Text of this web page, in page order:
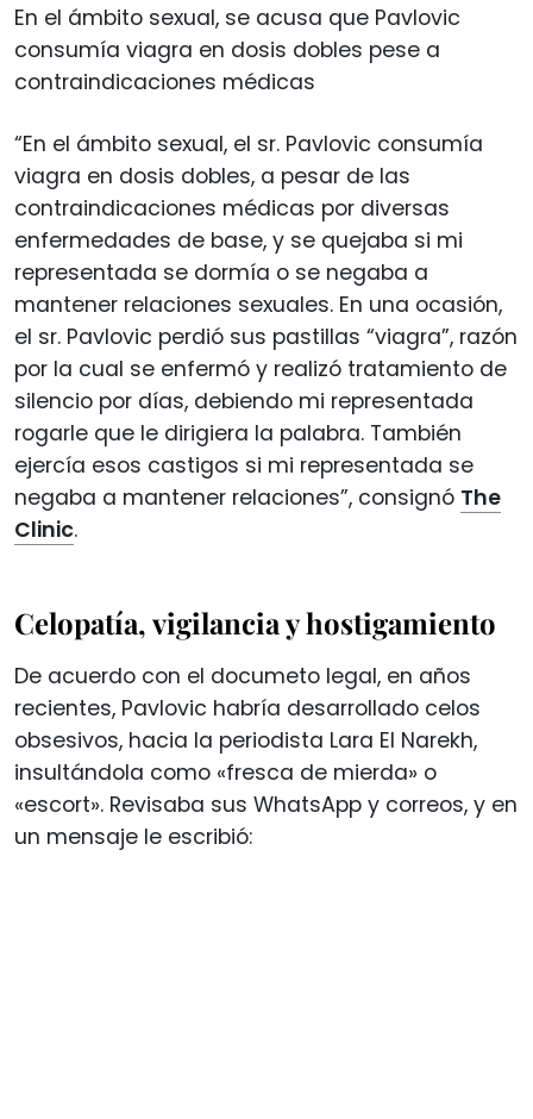
En el ámbito sexual, se acusa que Pavlovic
consumía viagra en dosis dobles pese a
contraindicaciones médicas
“En el ámbito sexual, el sr. Pavlovic consumía
viagra en dosis dobles, a pesar de las
contraindicaciones médicas por diversas
enfermedades de base, y se quejaba si mi
representada se dormía o se negaba a
mantener relaciones sexuales. En una ocasión,
el sr. Pavlovic perdió sus pastillas “viagra”, razón
por la cual se enfermó y realizó tratamiento de
silencio por días, debiendo mi representada
rogarle que le dirigiera la palabra. También
ejercía esos castigos si mi representada se
negaba a mantener relaciones”, consignó The
Clinic.
Celopatía, vigilancia y hostigamiento
De acuerdo con el documeto legal, en años
recientes, Pavlovic habría desarrollado celos
obsesivos, hacia la periodista Lara El Narekh,
insultándola como «fresca de mierda» o
«escort». Revisaba sus WhatsApp y correos, y en
un mensaje le escribió: